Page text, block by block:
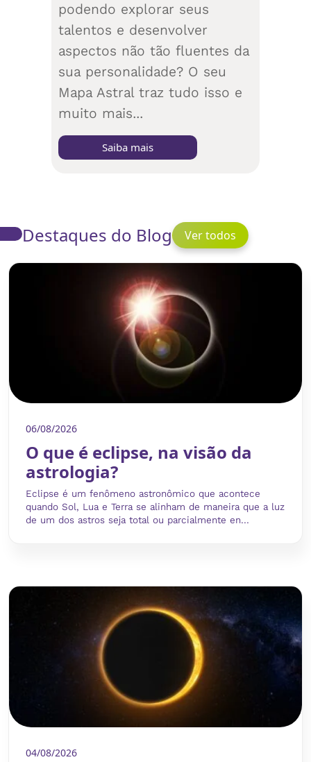
podendo explorar seus
talentos e desenvolver
aspectos não tão fluentes da
sua personalidade? O seu
Mapa Astral traz tudo isso e
muito mais...
Saiba mais
Destaques do Blog Ver todos
06/08/2026
O que é eclipse, na visão da
astrologia?
Eclipse é um fenômeno astronômico que acontece
quando Sol, Lua e Terra se alinham de maneira que a luz
de um dos astros seja total ou parcialmente en...
04/08/2026